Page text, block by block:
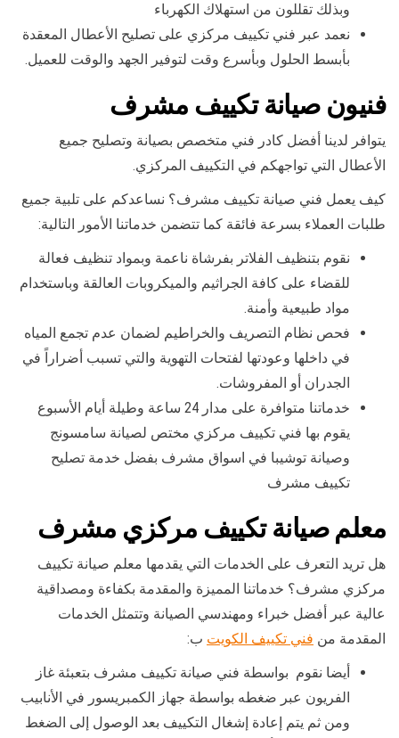
وبذلك تقللون من استهلاك الكهرباء
نعمد عبر فني تكييف مركزي على تصليح الأعطال المعقدة
بأبسط الحلول وبأسرع وقت لتوفير الجهد والوقت للعميل.
فنيون صيانة تكييف مشرف
يتوافر لدينا أفضل كادر فني متخصص بصيانة وتصليح جميع
الأعطال التي تواجهكم في التكييف المركزي.
كيف يعمل فني صيانة تكييف مشرف؟ نساعدكم على تلبية جميع
طلبات العملاء بسرعة فائقة كما تتضمن خدماتنا الأمور التالية:
نقوم بتنظيف الفلاتر بفرشاة ناعمة وبمواد تنظيف فعالة
للقضاء على كافة الجراثيم والميكروبات العالقة وباستخدام
مواد طبيعية وأمنة.
فحص نظام التصريف والخراطيم لضمان عدم تجمع المياه
في داخلها وعودتها لفتحات التهوية والتي تسبب أضراراً في
الجدران أو المفروشات.
خدماتنا متوافرة على مدار 24 ساعة وطيلة أيام الأسبوع
يقوم بها فني تكييف مركزي مختص لصيانة سامسونج
وصيانة توشيبا في اسواق مشرف بفضل خدمة تصليح
تكييف مشرف
معلم صيانة تكييف مركزي مشرف
هل تريد التعرف على الخدمات التي يقدمها معلم صيانة تكييف
مركزي مشرف؟ خدماتنا المميزة والمقدمة بكفاءة ومصداقية
عالية عبر أفضل خبراء ومهندسي الصيانة وتتمثل الخدمات
المقدمة من فني تكييف الكويت ب:
أيضا نقوم بواسطة فني صيانة تكييف مشرف بتعبئة غاز
الفريون عبر ضغطه بواسطة جهاز الكمبريسور في الأنابيب
ومن ثم يتم إعادة إشغال التكييف بعد الوصول إلى الضغط